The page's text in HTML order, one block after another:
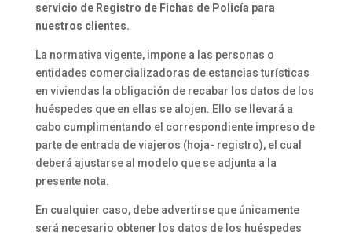
servicio de Registro de Fichas de Policía para
nuestros clientes.
La normativa vigente, impone a las personas o
entidades comercializadoras de estancias turísticas
en viviendas la obligación de recabar los datos de los
huéspedes que en ellas se alojen. Ello se llevará a
cabo cumplimentando el correspondiente impreso de
parte de entrada de viajeros (hoja- registro), el cual
deberá ajustarse al modelo que se adjunta a la
presente nota.
En cualquier caso, debe advertirse que únicamente
será necesario obtener los datos de los huéspedes